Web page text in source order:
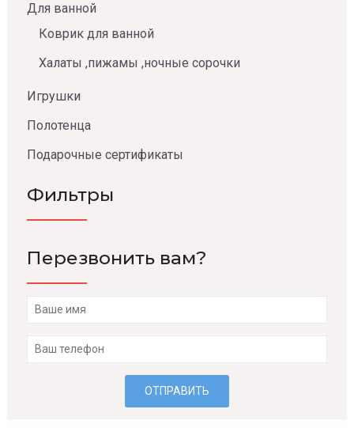
Для ванной
Коврик для ванной
Халаты ,пижамы ,ночные сорочки
Игрушки
Полотенца
Подарочные сертификаты
Фильтры
Перезвонить вам?